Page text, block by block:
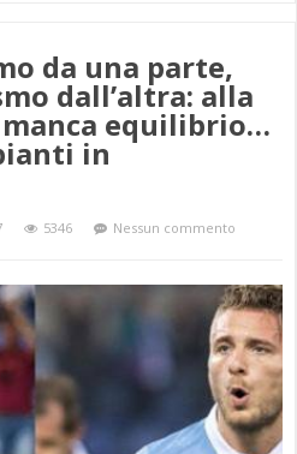
da una parte,
dall’altra: alla
manca equilibrio…
in
5346 Nessun commento